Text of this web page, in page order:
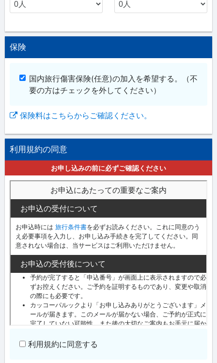
保険
国内旅行傷害保険(任意)の加入を希望する。
（不
要の方はチェックを外してください）
保険料はこちらからご確認ください。
利用規約の同意
お申し込みの前に必ずご確認ください
利用規約に同意する